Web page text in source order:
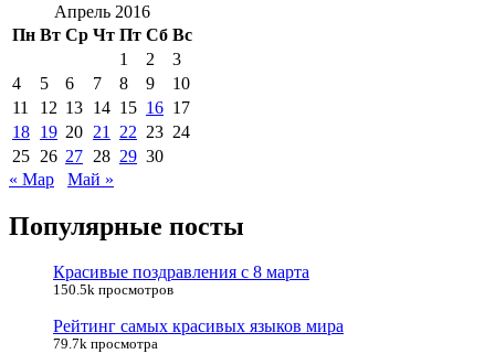
Апрель 2016
Пн Вт Ср Чт Пт Сб Вс
1
2
3
4
5 6 7 8 9
10
11
12 13 14 15 16 17
18 19 20 21 22 23 24
25 26 27 28 29 30
« Мар
Май »
Популярные посты
Красивые поздравления с 8 марта
150.5k просмотров
Рейтинг самых красивых языков мира
79.7k просмотра